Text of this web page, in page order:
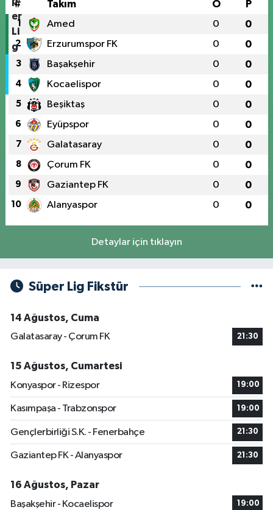
# Takım O P
1 Amed 0 0
2 Erzurumspor FK 0 0
3 Başakşehir 0 0
4 Kocaelispor 0 0
5 Beşiktaş 0 0
6 Eyüpspor 0 0
7 Galatasaray 0 0
8 Çorum FK 0 0
9 Gaziantep FK 0 0
10 Alanyaspor 0 0
Detaylar için tıklayın
Süper Lig Fikstür
14 Ağustos, Cuma
Galatasaray - Çorum FK
21:30
15 Ağustos, Cumartesi
Konyaspor - Rizespor
19:00
Kasımpaşa - Trabzonspor 19:00
Gençlerbirliği S.K. - Fenerbahçe 21:30
Gaziantep FK - Alanyaspor 21:30
16 Ağustos, Pazar
Başakşehir - Kocaelispor
19:00